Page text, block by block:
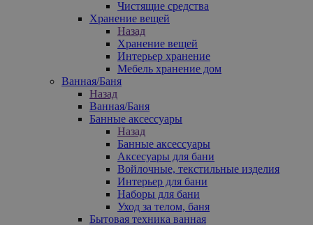
Чистящие средства
Хранение вещей
Назад
Хранение вещей
Интерьер хранение
Мебель хранение дом
Ванная/Баня
Назад
Ванная/Баня
Банные аксессуары
Назад
Банные аксессуары
Аксесуары для бани
Войлочные, текстильные изделия
Интерьер для бани
Наборы для бани
Уход за телом, баня
Бытовая техника ванная